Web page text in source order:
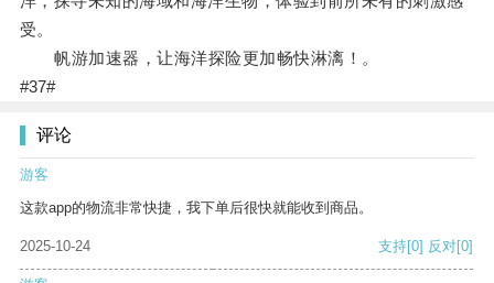
受。
帆游加速器，让海洋探险更加畅快淋漓！。
#37#
评论
游客
这款app的物流非常快捷，我下单后很快就能收到商品。
2025-10-24 支持[0] 反对[0]